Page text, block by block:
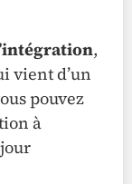
,
vient d’un
pouvez
à